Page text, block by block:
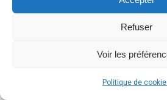
Refuser
Voir les
Politique de